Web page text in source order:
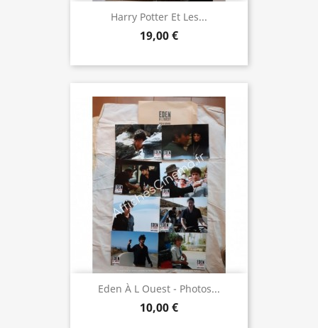
Harry Potter Et Les...
19,00 €
Eden À L Ouest - Photos...
10,00 €